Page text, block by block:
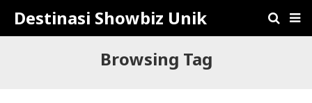
Destinasi Showbiz Unik
Browsing Tag